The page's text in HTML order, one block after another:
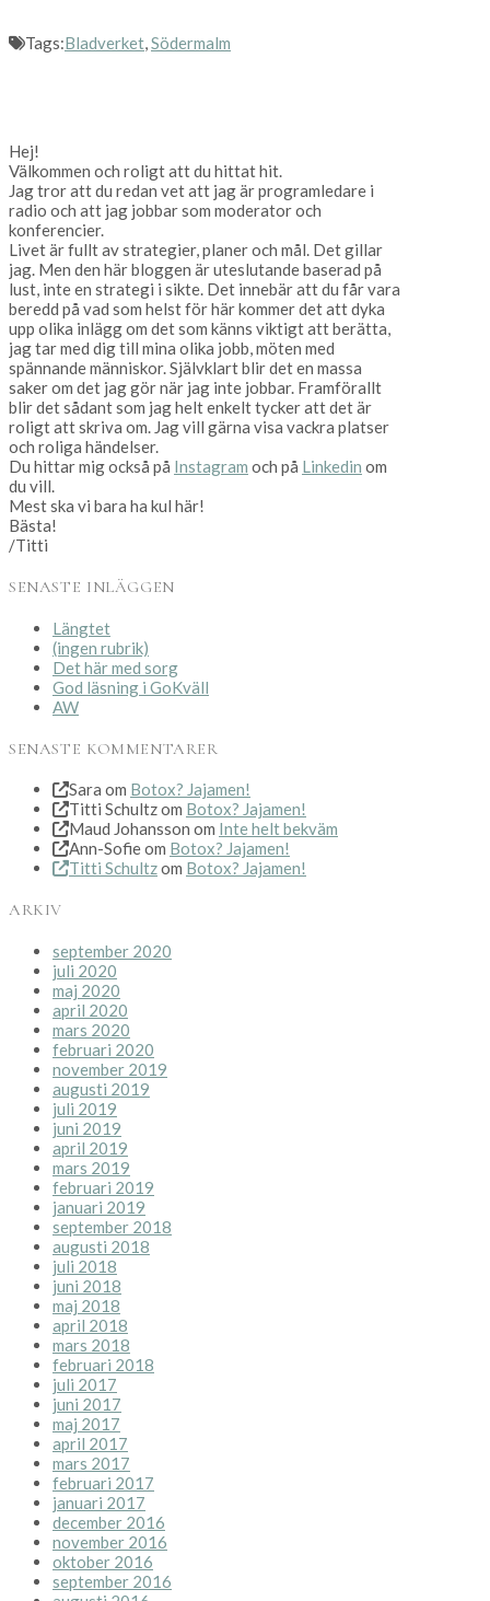
Tags:Bladverket,Södermalm
Hej!
Välkommen och roligt att du hittat hit.
Jag tror att du redan vet att jag är programledare i
radio och att jag jobbar som moderator och
konferencier.
Livet är fullt av strategier, planer och mål. Det gillar
jag. Men den här bloggen är uteslutande baserad på
lust, inte en strategi i sikte. Det innebär att du får vara
beredd på vad som helst för här kommer det att dyka
upp olika inlägg om det som känns viktigt att berätta,
jag tar med dig till mina olika jobb, möten med
spännande människor. Självklart blir det en massa
saker om det jag gör när jag inte jobbar. Framförallt
blir det sådant som jag helt enkelt tycker att det är
roligt att skriva om. Jag vill gärna visa vackra platser
och roliga händelser.
Du hittar mig också på Instagram och på Linkedin om
du vill.
Mest ska vi bara ha kul här!
Bästa!
/Titti
SENASTE INLÄGGEN
Längtet
(ingen rubrik)
Det här med sorg
God läsning i GoKväll
AW
SENASTE KOMMENTARER
Sara om Botox? Jajamen!
Titti Schultzom Botox? Jajamen!
Maud Johansson om Inte helt bekväm
Ann-Sofieom Botox? Jajamen!
Titti Schultzom Botox? Jajamen!
ARKIV
september 2020
juli 2020
maj 2020
april 2020
mars 2020
februari 2020
november 2019
augusti 2019
juli 2019
juni 2019
april 2019
mars 2019
februari 2019
januari 2019
september 2018
augusti 2018
juli 2018
juni 2018
maj 2018
april 2018
mars 2018
februari 2018
juli 2017
juni 2017
maj 2017
april 2017
mars 2017
februari 2017
januari 2017
december 2016
november 2016
oktober 2016
september 2016